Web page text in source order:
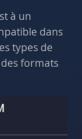
à un
dans
types de
formats